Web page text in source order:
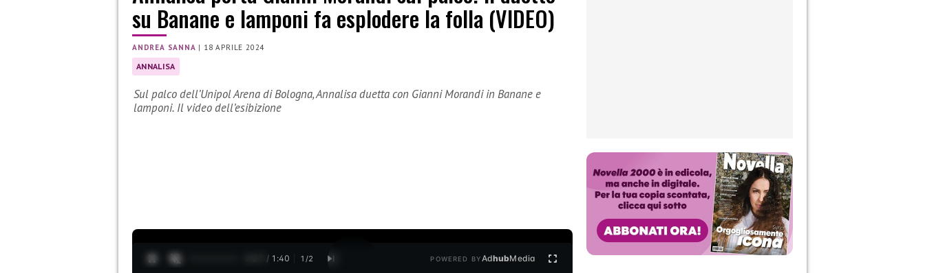
su Banane e lamponi fa esplodere la folla (VIDEO)
ANDREA SANNA | 18 APRILE 2024
ANNALISA
Sul palco dell’Unipol Arena di Bologna, Annalisa duetta con Gianni Morandi in Banane e
lamponi. Il video dell’esibizione
0:28 / 1:40 1 /2 POWERED BYAdhubMedia